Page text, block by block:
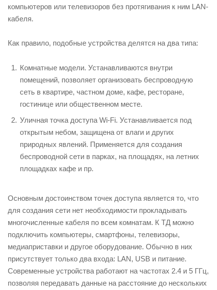
компьютеров или телевизоров без протягивания к ним LAN-
кабеля.
Как правило, подобные устройства делятся на два типа:
Комнатные модели. Устанавливаются внутри
помещений, позволяет организовать беспроводную
сеть в квартире, частном доме, кафе, ресторане,
гостинице или общественном месте.
Уличная точка доступа Wi-Fi. Устанавливается под
открытым небом, защищена от влаги и других
природных явлений. Применяется для создания
беспроводной сети в парках, на площадях, на летних
площадках кафе и пр.
Основным достоинством точек доступа является то, что
для создания сети нет необходимости прокладывать
многочисленные кабеля по всем комнатам. К ТД можно
подключить компьютеры, смартфоны, телевизоры,
медиаприставки и другое оборудование. Обычно в них
присутствует только два входа: LAN, USB и питание.
Современные устройства работают на частотах 2.4 и 5 ГГц,
позволяя передавать данные на расстояние до нескольких